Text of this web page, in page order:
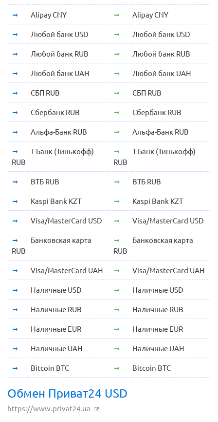
Alipay CNY Alipay CNY
Любой банк USD Любой банк USD
Любой банк RUB Любой банк RUB
Любой банк UAH Любой банк UAH
СБП RUB СБП RUB
Сбербанк RUB Сбербанк RUB
Альфа-Банк RUB Альфа-Банк RUB
Т-Банк (Тинькофф)
RUB
Т-Банк (Тинькофф)
RUB
ВТБ RUB ВТБ RUB
Kaspi Bank KZT Kaspi Bank KZT
Visa/MasterCard USD Visa/MasterCard USD
Банковская карта
RUB
Банковская карта
RUB
Visa/MasterCard UAH Visa/MasterCard UAH
Наличные USD Наличные USD
Наличные RUB Наличные RUB
Наличные EUR Наличные EUR
Наличные UAH Наличные UAH
Bitcoin BTC Bitcoin BTC
Обмен Приват24 USD
https://www.privat24.ua